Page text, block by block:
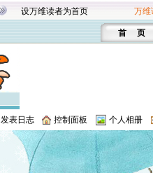
设万维读者为首页 万维
首 页
发表日志 控制面板 个人相册